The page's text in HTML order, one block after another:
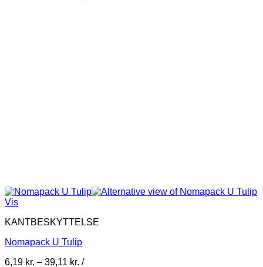
Vis
KANTBESKYTTELSE
Nomapack U Tulip
6,19 kr. – 39,11 kr. Prisinterval:
/